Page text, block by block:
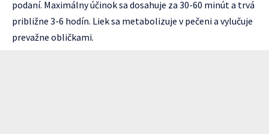
podaní. Maximálny účinok sa dosahuje za 30-60 minút a trvá
približne 3-6 hodín. Liek sa metabolizuje v pečeni a vylučuje
prevažne obličkami.